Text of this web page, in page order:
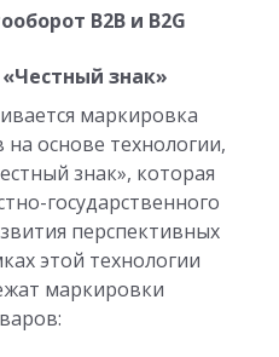
B2B и B2G
знак»
маркировка
основе технологии,
знак», которая
государственного
перспективных
этой технологии
маркировки